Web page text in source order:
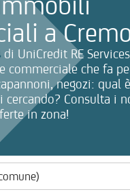
a
UniCredit RE
commerciale che fa
negozi: qual
Consulta i
in zona!